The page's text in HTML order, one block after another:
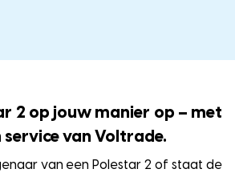
2 op jouw manier op – met
van Voltrade.
van een Polestar 2 of staat de